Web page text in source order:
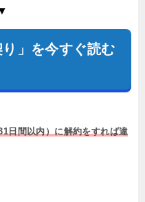
」を今すぐ読む
日間以内）に解約をすれば違